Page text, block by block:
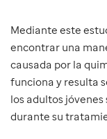
Mediante este
encontrar una
causada por la
funciona y resulta
los adultos
durante su